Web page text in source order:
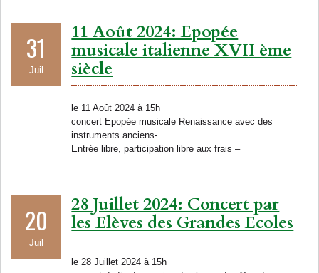
31
Juil
11 Août 2024: Epopée
musicale italienne XVII ème
siècle
le 11 Août 2024 à 15h
concert Epopée musicale Renaissance avec des
instruments anciens-
Entrée libre, participation libre aux frais –
20
Juil
28 Juillet 2024: Concert par
les Elèves des Grandes Ecoles
le 28 Juillet 2024 à 15h